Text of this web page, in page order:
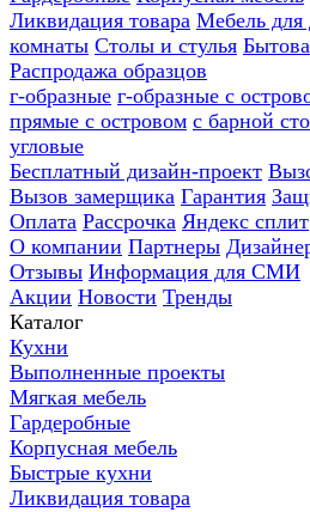
Ликвидация товара Мебель для
комнаты Столы и стулья
Распродажа образцов
г-образные г-образные с
прямые с островом с барной
угловые
Бесплатный дизайн-проект
Вызов замерщика Гарантия
Оплата Рассрочка Яндекс сплит
О компании Партнеры
Отзывы Информация для СМИ
Акции Новости Тренды
Каталог
Кухни
Выполненные проекты
Мягкая мебель
Гардеробные
Корпусная мебель
Быстрые кухни
Ликвидация товара